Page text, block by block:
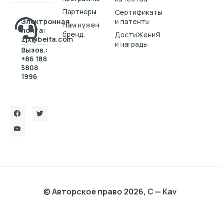
Электронная
почта:
zjx@beifa.com
Вызов.:
+86 188
5808
1996
Партнеры
Нам нужен
бренд.
Cертификаты
и патенты
ДостиЖениЯ
и награды
© Авторское право 2026, C — Kav